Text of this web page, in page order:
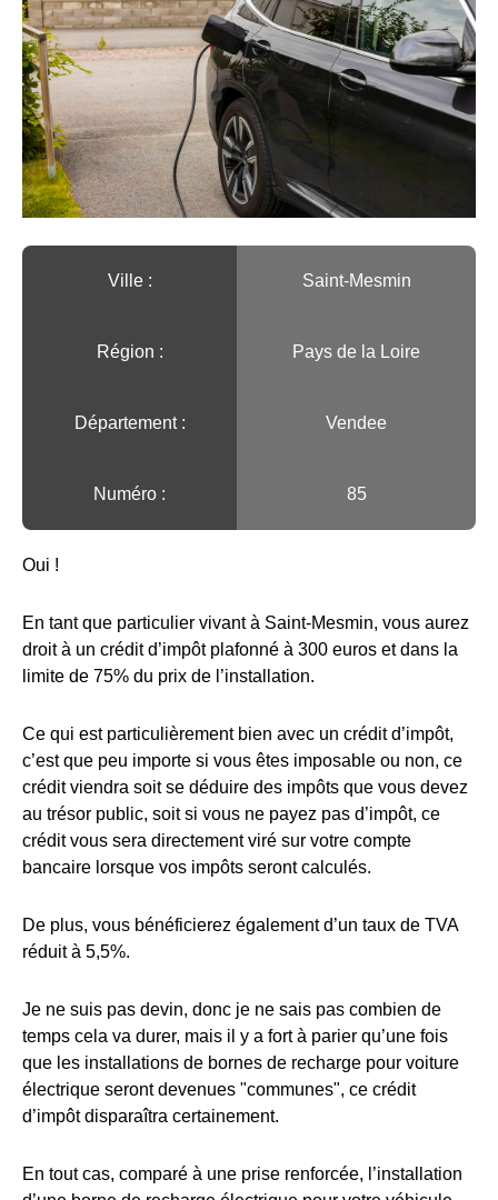
Ville :️ Saint-Mesmin
Région :️ Pays de la Loire
Département : Vendee
Numéro : 85
Oui !
En tant que particulier vivant à Saint-Mesmin, vous aurez
droit à un crédit d’impôt plafonné à 300 euros et dans la
limite de 75% du prix de l’installation.
Ce qui est particulièrement bien avec un crédit d’impôt,
c’est que peu importe si vous êtes imposable ou non, ce
crédit viendra soit se déduire des impôts que vous devez
au trésor public, soit si vous ne payez pas d’impôt, ce
crédit vous sera directement viré sur votre compte
bancaire lorsque vos impôts seront calculés.
De plus, vous bénéficierez également d’un taux de TVA
réduit à 5,5%.
Je ne suis pas devin, donc je ne sais pas combien de
temps cela va durer, mais il y a fort à parier qu’une fois
que les installations de bornes de recharge pour voiture
électrique seront devenues "communes", ce crédit
d’impôt disparaîtra certainement.
En tout cas, comparé à une prise renforcée, l’installation